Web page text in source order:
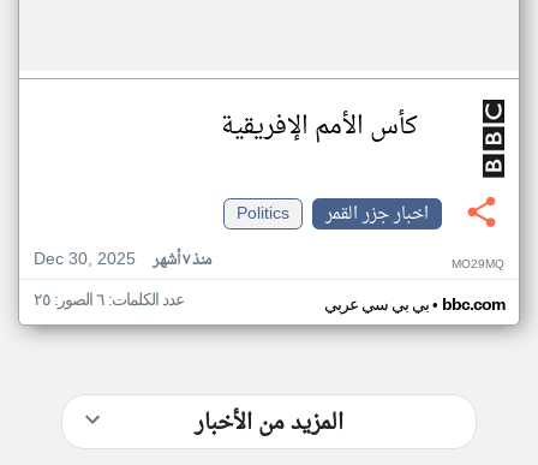
كأس الأمم الإفريقية
اخبار جزر القمر
Politics
Dec 30, 2025
منذ ٧ أشهر MO29MQ
بي بي سي عربي• bbc.com عدد الكلمات: ٦ الصور: ٢٥
المزيد من الأخبار